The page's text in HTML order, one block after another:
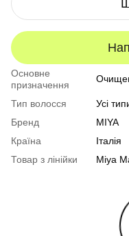
Основне
призначення
Тип волосся
Усі
Бренд
MIYA
Країна
Італія
Товар з лінійки
Miya